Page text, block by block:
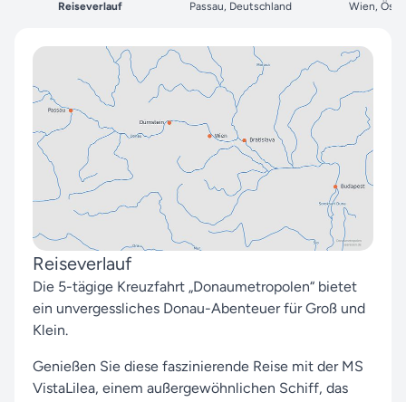
Reiseverlauf Passau, Deutschland Wien,
Reiseverlauf
Die 5-tägige Kreuzfahrt „Donaumetropolen“ bietet
ein unvergessliches Donau-Abenteuer für Groß und
Klein.
Genießen Sie diese faszinierende Reise mit der MS
VistaLilea, einem außergewöhnlichen Schiff, das